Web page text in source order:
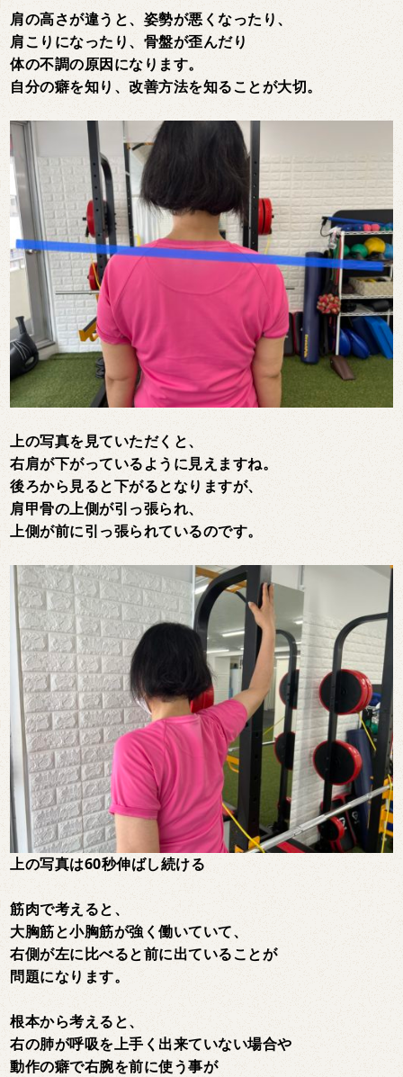
肩の高さが違うと、姿勢が悪くなったり、
肩こりになったり、骨盤が歪んだり
体の不調の原因になります。
自分の癖を知り、改善方法を知ることが大切。
上の写真を見ていただくと、
右肩が下がっているように見えますね。
後ろから見ると下がるとなりますが、
肩甲骨の上側が引っ張られ、
上側が前に引っ張られているのです。
上の写真は60秒伸ばし続ける
筋肉で考えると、
大胸筋と小胸筋が強く働いていて、
右側が左に比べると前に出ていることが
問題になります。
根本から考えると、
右の肺が呼吸を上手く出来ていない場合や
動作の癖で右腕を前に使う事が